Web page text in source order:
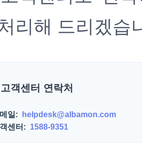
리해 드리겠습
고객센터 연락처
일:
helpdesk@albamon.com
센터: 1588-9351